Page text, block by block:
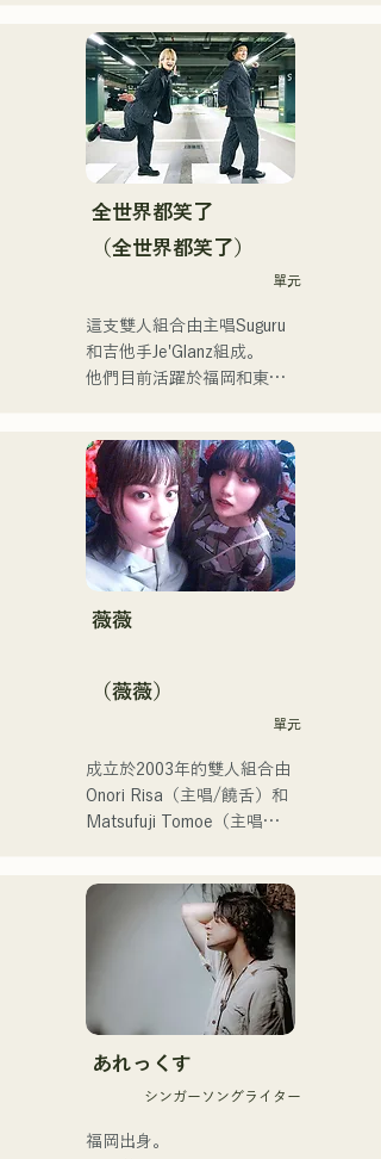
共鳴，配上朗朗上口的吉他
旋律，旨在創造一種能夠銘
刻在聽眾心中的音樂。
全世界都笑了
（全世界都笑了）
單元
這支雙人組合由主唱Suguru
和吉他手Je'Glanz組成。
他們目前活躍於福岡和東
他們的社群媒體瀏覽量超過
350萬，粉絲超過11.9萬！
他們也被選中代表J:COM福
岡、熊本和下關，演唱2024
年第106屆全日本高中棒球
錦標賽的主題曲，成為一支
值得關注的組合。
薇薇
（薇薇）
單元
成立於2003年的雙人組合由
Onori Risa（主唱/饒舌）和
Matsufuji Tomoe（主唱）
嗓音，傳遞著直白而有力的
信息，輕輕觸動著聽眾的心
她們於2025年1月23日發行
首支單曲《Zatsuni
Tamede》，正式出道。
原聲、伴奏和樂隊編曲。
あれっくす
シンガーソングライター
福岡出身。